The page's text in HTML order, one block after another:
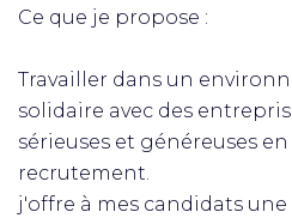
Ce que je propose :
Travailler dans un
solidaire avec des
sérieuses et généreuses
recrutement.
j'offre à mes candidats